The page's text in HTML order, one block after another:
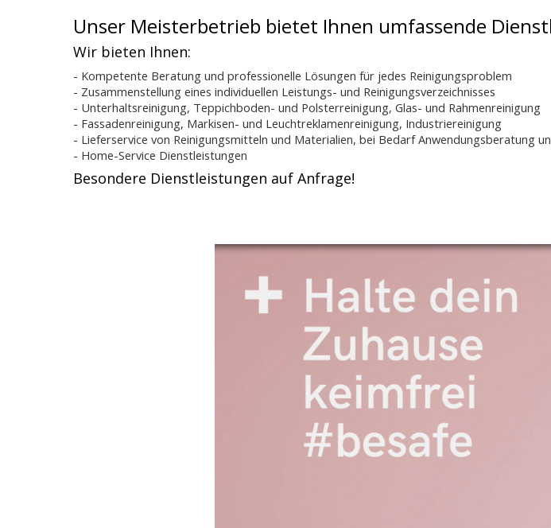
Unser Meisterbetrieb bietet Ihnen umfassende
Wir bieten Ihnen:
- Kompetente Beratung und professionelle Lösungen für jedes Reinigungsproblem
- Zusammenstellung eines individuellen Leistungs- und Reinigungsverzeichnisses
- Unterhaltsreinigung, Teppichboden- und Polsterreinigung, Glas- und Rahmenreinigung
- Fassadenreinigung, Markisen- und Leuchtreklamenreinigung, Industriereinigung
- Lieferservice von Reinigungsmitteln und Materialien, bei Bedarf Anwendungsberatung
- Home-Service Dienstleistungen
Besondere Dienstleistungen auf Anfrage!